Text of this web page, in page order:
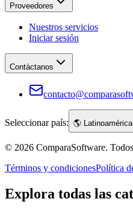
Proveedores
Nuestros servicios
Iniciar sesión
Contáctanos
Seleccionar país: 🌎 Latinoamérica
© 2026 ComparaSoftware.
Términos y condicionesPolítica
Explora todas las